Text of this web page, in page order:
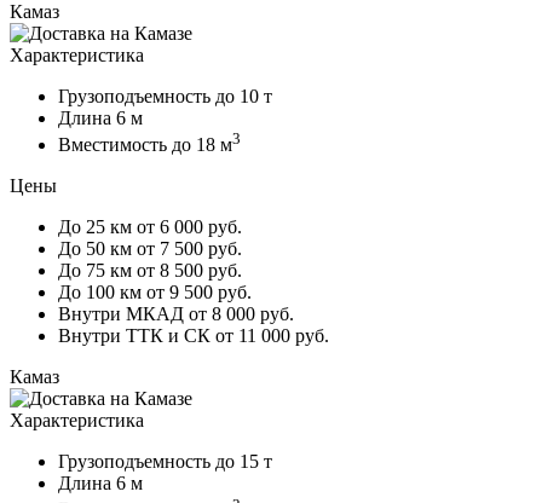
Камаз
Характеристика
Грузоподъемность до 10 т
Длина 6 м
Вместимость до 18 м3
Цены
До 25 км от 6 000 руб.
До 50 км от 7 500 руб.
До 75 км от 8 500 руб.
До 100 км от 9 500 руб.
Внутри МКАД от 8 000 руб.
Внутри ТТК и СК от 11 000 руб.
Камаз
Характеристика
Грузоподъемность до 15 т
Длина 6 м